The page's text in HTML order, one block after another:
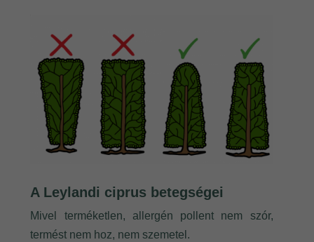
A Leylandi ciprus betegségei
Mivel terméketlen, allergén pollent nem szór,
termést nem hoz, nem szemetel.